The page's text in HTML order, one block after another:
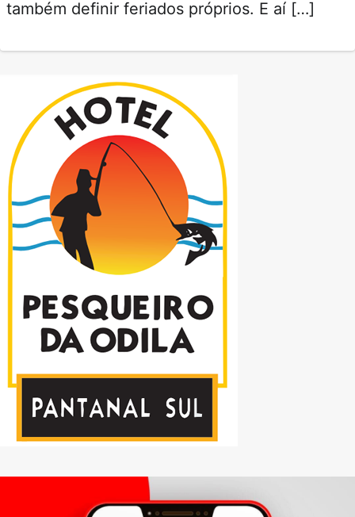
também definir feriados próprios. E aí […]